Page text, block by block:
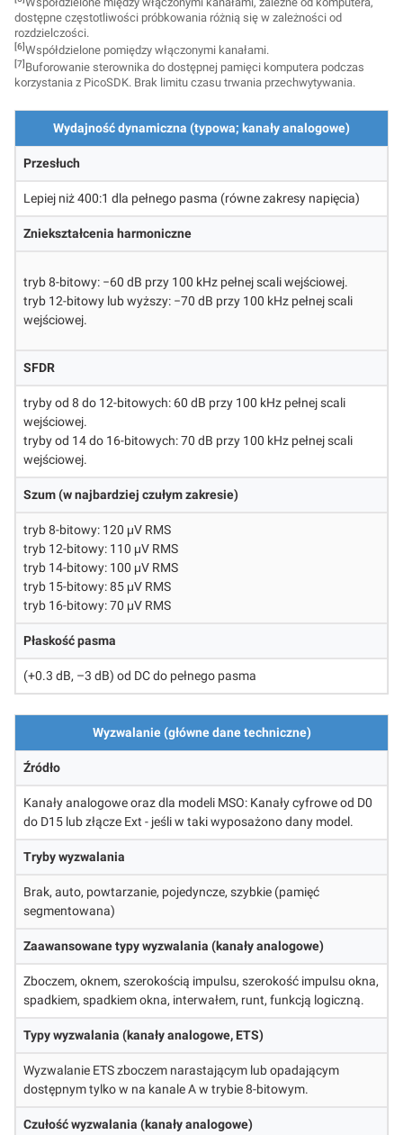
dostępne częstotliwości próbkowania różnią się w zależności od
rozdzielczości.
[6]Współdzielone pomiędzy włączonymi kanałami.
[7] Buforowanie sterownika do dostępnej pamięci komputera podczas
korzystania z PicoSDK. Brak limitu czasu trwania przechwytywania.
Wydajność dynamiczna (typowa; kanały analogowe)
Przesłuch
Lepiej niż 400:1 dla pełnego pasma (równe zakresy napięcia)
Zniekształcenia harmoniczne
tryb 8-bitowy: −60 dB przy 100 kHz pełnej scali wejściowej.
tryb 12-bitowy lub wyższy: −70 dB przy 100 kHz pełnej scali
wejściowej.
SFDR
tryby od 8 do 12-bitowych: 60 dB przy 100 kHz pełnej scali
wejściowej.
tryby od 14 do 16-bitowych: 70 dB przy 100 kHz pełnej scali
wejściowej.
Szum (w najbardziej czułym zakresie)
tryb 8-bitowy: 120 μV RMS
tryb 12-bitowy: 110 μV RMS
tryb 14-bitowy: 100 μV RMS
tryb 15-bitowy: 85 μV RMS
tryb 16-bitowy: 70 μV RMS
Płaskość pasma
(+0.3 dB, –3 dB) od DC do pełnego pasma
Wyzwalanie (główne dane techniczne)
Źródło
Kanały analogowe oraz dla modeli MSO: Kanały cyfrowe od D0
do D15 lub złącze Ext - jeśli w taki wyposażono dany model.
Tryby wyzwalania
Brak, auto, powtarzanie, pojedyncze, szybkie (pamięć
segmentowana)
Zaawansowane typy wyzwalania (kanały analogowe)
Zboczem, oknem, szerokością impulsu, szerokość impulsu okna,
spadkiem, spadkiem okna, interwałem, runt, funkcją logiczną.
Typy wyzwalania (kanały analogowe, ETS)
Wyzwalanie ETS zboczem narastającym lub opadającym
dostępnym tylko w na kanale A w trybie 8-bitowym.
Czułość wyzwalania (kanały analogowe)